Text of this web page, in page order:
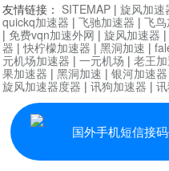
国外手机短信接
友情链接： SITEMAP | 旋风加速
quickq加速器 | 飞驰加速器 | 飞
| 免费vqn加速外网 | 旋风加速器 |
器 |快柠檬加速器 | 黑洞加速 |
元机场加速器 | 一元机场 | 老王
果加速器 | 黑洞加速 | 银河加速器
旋风加速器度器 | 讯狗加速器 |